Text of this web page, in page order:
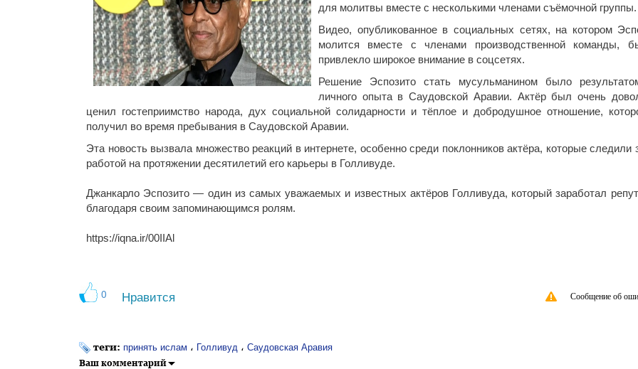
для молитвы вместе с несколькими членами съёмочной группы.
Видео, опубликованное в социальных сетях, на котором
молится вместе с членами производственной команды,
привлекло широкое внимание в соцсетях.
Решение Эспозито стать мусульманином было
личного опыта в Саудовской Аравии. Актёр был очень
ценил гостеприимство народа, дух социальной солидарности и тёплое и добродушное отношение,
получил во время пребывания в Саудовской Аравии.
Эта новость вызвала множество реакций в интернете, особенно среди поклонников актёра, которые следили
работой на протяжении десятилетий его карьеры в Голливуде.
Джанкарло Эспозито — один из самых уважаемых и известных актёров Голливуда, который заработал
благодаря своим запоминающимся ролям.
https://iqna.ir/00IIAl
0 Нравится Сообщение об
теги: принять ислам ، Голливуд ، Саудовская Аравия
Ваш комментарий